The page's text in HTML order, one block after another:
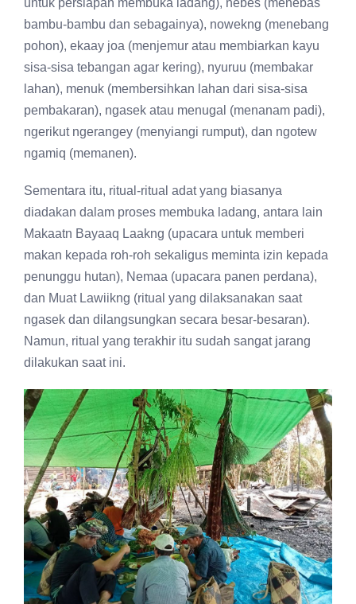
untuk persiapan membuka ladang), nebes (menebas
bambu-bambu dan sebagainya), nowekng (menebang
pohon), ekaay joa (menjemur atau membiarkan kayu
sisa-sisa tebangan agar kering), nyuruu (membakar
lahan), menuk (membersihkan lahan dari sisa-sisa
pembakaran), ngasek atau menugal (menanam padi),
ngerikut ngerangey (menyiangi rumput), dan ngotew
ngamiq (memanen).
Sementara itu, ritual-ritual adat yang biasanya
diadakan dalam proses membuka ladang, antara lain
Makaatn Bayaaq Laakng (upacara untuk memberi
makan kepada roh-roh sekaligus meminta izin kepada
penunggu hutan), Nemaa (upacara panen perdana),
dan Muat Lawiikng (ritual yang dilaksanakan saat
ngasek dan dilangsungkan secara besar-besaran).
Namun, ritual yang terakhir itu sudah sangat jarang
dilakukan saat ini.